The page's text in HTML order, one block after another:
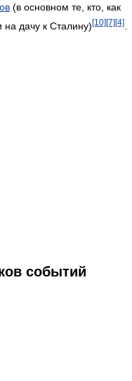
(в основном те, кто, как
на дачу к Сталину)[10][7][4]
событий